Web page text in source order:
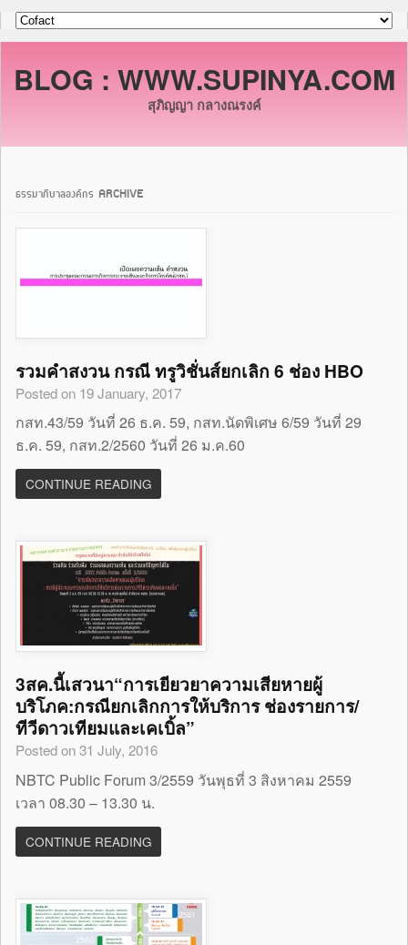
BLOG : WWW.SUPINYA.COM
สุภิญญา กลางณรงค์
ธรรมาภิบาลองค์กร ARCHIVE
รวมคำสงวน กรณี ทรูวิชั่นส์ยกเลิก 6 ช่อง HBO
Posted on 19 January, 2017
กสท.43/59 วันที่ 26 ธ.ค. 59, กสท.นัดพิเศษ 6/59 วันที่ 29
ธ.ค. 59, กสท.2/2560 วันที่ 26 ม.ค.60
CONTINUE READING
3สค.นี้เสวนา“การเยียวยาความเสียหายผู้
บริโภค:กรณียกเลิกการให้บริการ ช่องรายการ/
ทีวีดาวเทียมและเคเบิ้ล”
Posted on 31 July, 2016
NBTC Public Forum 3/2559 วันพุธที่ 3 สิงหาคม 2559
เวลา 08.30 – 13.30 น.
CONTINUE READING